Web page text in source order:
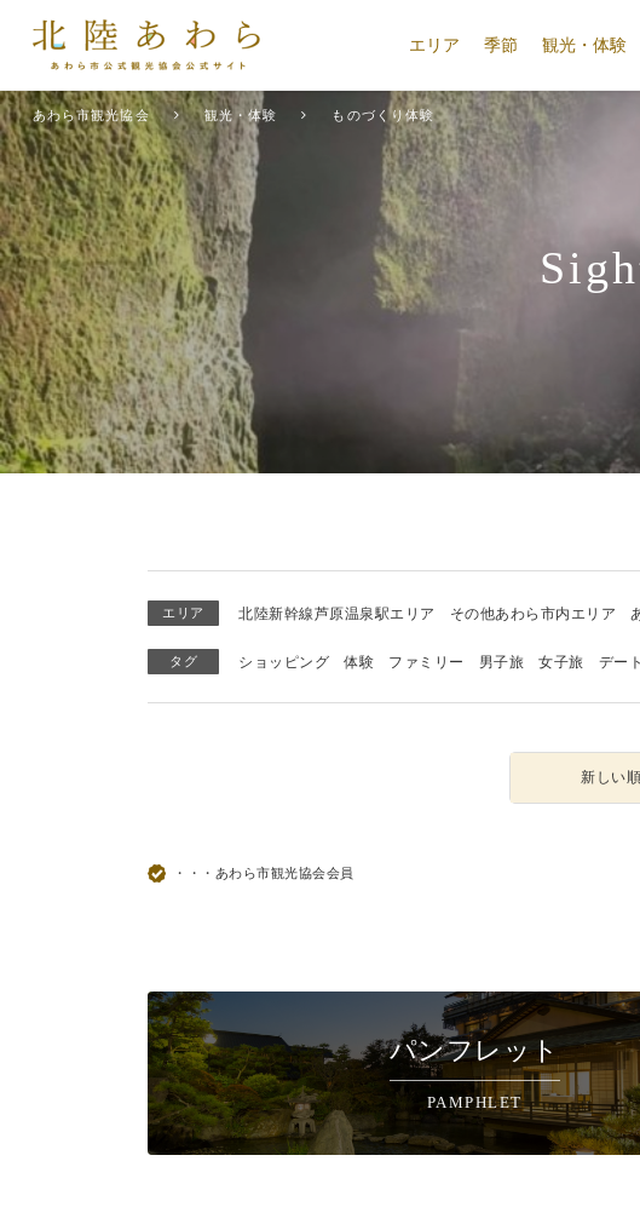
エリア 季節 観光・体験
あわら市観光協会 観光・体験 ものづくり体験
エリア 北陸新幹線芦原温泉駅エリア その他あわら市内エリア
タグ ショッピング 体験 ファミリー 男子旅 女子旅 デート
新しい順
・・・あわら市観光協会会員
パンフレット
PAMPHLET